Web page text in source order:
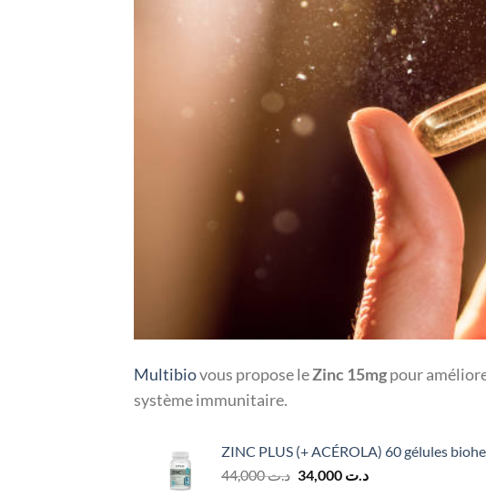
Multibiovous propose leZinc 15mgpour
système immunitaire.
ZINC PLUS (+ ACÉROLA) 60 gélules
د.ت44,000
Le
د.ت 34,000
Le